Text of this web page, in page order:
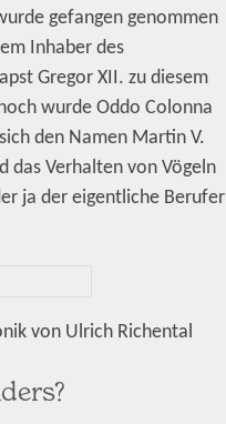
gefangen genommen
Inhaber des
Gregor XII. zu diesem
wurde Oddo Colonna
den Namen Martin V.
das Verhalten von Vögeln
ja der eigentliche Berufer
von Ulrich Richental